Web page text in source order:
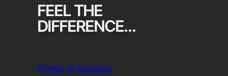
FEEL THE
DIFFERENCE…
Visitez la Boutique